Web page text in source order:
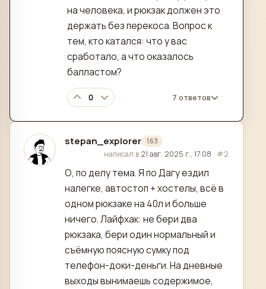
на человека, и рюкзак должен это
держать без перекоса. Вопрос к
тем, кто катался: что у вас
сработало, а что оказалось
балластом?
0 7 ответов
stepan_explorer 163
отредактировано
написал в 21 авг. 2025 г., 17:08 · #2
О, по делу тема. Я по Дагу ездил
налегке, автостоп + хостелы, всё в
одном рюкзаке на 40л и больше
ничего. Лайфхак: не бери два
рюкзака, бери один нормальный и
съёмную поясную сумку под
телефон-доки-деньги. На дневные
выходы вынимаешь содержимое,